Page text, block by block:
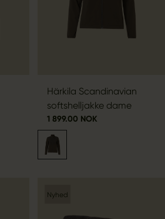
Härkila Scandinavian
softshelljakke dame
1 899.00 NOK
Nyhed